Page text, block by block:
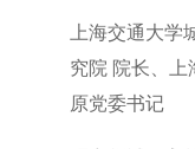
上海交通大学
究院 院长、上
原党委书记